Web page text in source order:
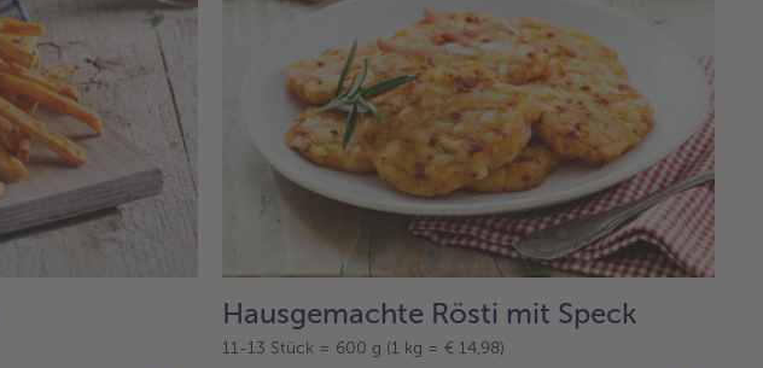
Hausgemachte Rösti mit Speck
11-13 Stück = 600 g (1 kg = € 14,98)